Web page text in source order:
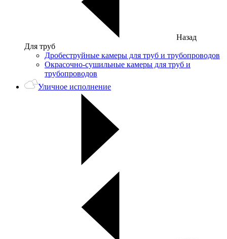
Назад
Для труб
Дробеструйные камеры для труб и трубопроводов
Окрасочно-сушильные камеры для труб и
трубопроводов
Уличное исполнение